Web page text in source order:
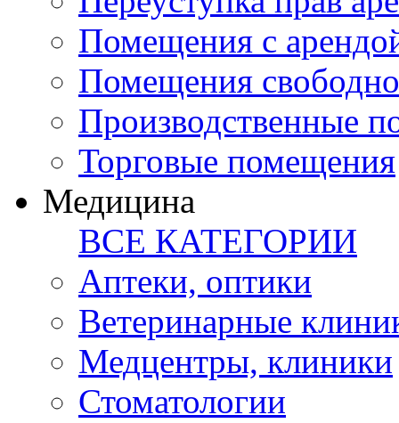
Помещения с
Помещения
Производственные
Торговые помещения
Медицина
ВСЕ КАТЕГОРИИ
Аптеки, оптики
Ветеринарные
Медцентры, клиники
Стоматологии